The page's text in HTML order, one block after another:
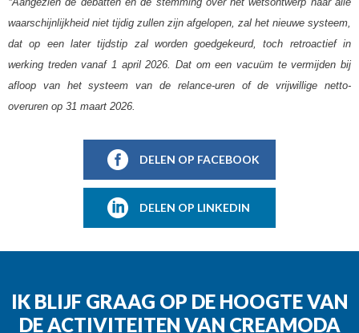
waarschijnlijkheid niet tijdig zullen zijn afgelopen, zal het nieuwe systeem,
dat op een later tijdstip zal worden goedgekeurd, toch retroactief in
werking treden vanaf 1 april 2026. Dat om een vacuüm te vermijden bij
afloop van het systeem van de relance-uren of de vrijwillige netto-
overuren op 31 maart 2026.
DELEN OP FACEBOOK
DELEN OP LINKEDIN
IK BLIJF GRAAG OP DE HOOGTE VAN
DE ACTIVITEITEN VAN CREAMODA